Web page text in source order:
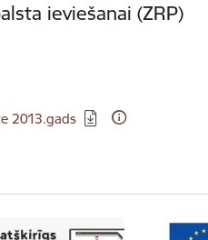
ieviešanai (ZRP)
2013.gads